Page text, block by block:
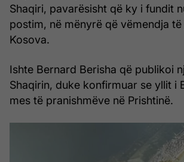
Shaqiri, pavarësisht që ky i fundit
postim, në mënyrë që vëmendja
Kosova.
Ishte Bernard Berisha që publikoi
Shaqirin, duke konfirmuar se yllit i
mes të pranishmëve në Prishtinë.